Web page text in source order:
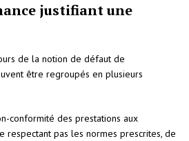
justifiant une
de la notion de défaut de
être regroupés en plusieurs
conformité des prestations aux
respectant pas les normes prescrites, de